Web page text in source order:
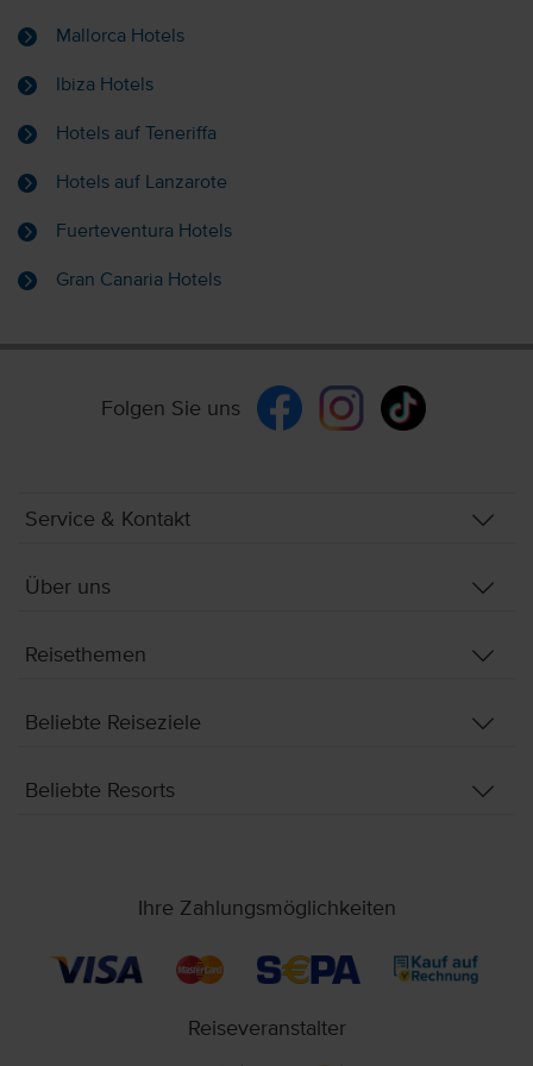
Mallorca Hotels
Ibiza Hotels
Hotels auf Teneriffa
Hotels auf Lanzarote
Fuerteventura Hotels
Gran Canaria Hotels
Folgen Sie uns
Service & Kontakt
Über uns
Reisethemen
Beliebte Reiseziele
Beliebte Resorts
Ihre Zahlungsmöglichkeiten
Reiseveranstalter